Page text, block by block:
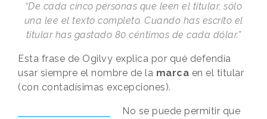
“De cada cinco personas que leen el titular, sólo
una lee el texto completo. Cuando has escrito el
titular has gastado 80 céntimos de cada dólar.”
Esta frase de Ogilvy explica por qué defendía
usar siempre el nombre de la marca en el titular
(con contadísimas excepciones).
No se puede permitir que